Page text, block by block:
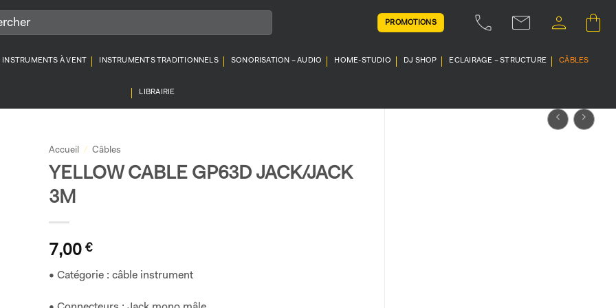
PROMOTIONS
INSTRUMENTS À VENT INSTRUMENTS TRADITIONNELS SONORISATION – AUDIO HOME-STUDIO DJ SHOP ECLAIRAGE – STRUCTURE CÂBLES
LIBRAIRIE
Accueil / Câbles
YELLOW CABLE GP63D JACK/JACK
3M
7,00 €
• Catégorie : câble instrument